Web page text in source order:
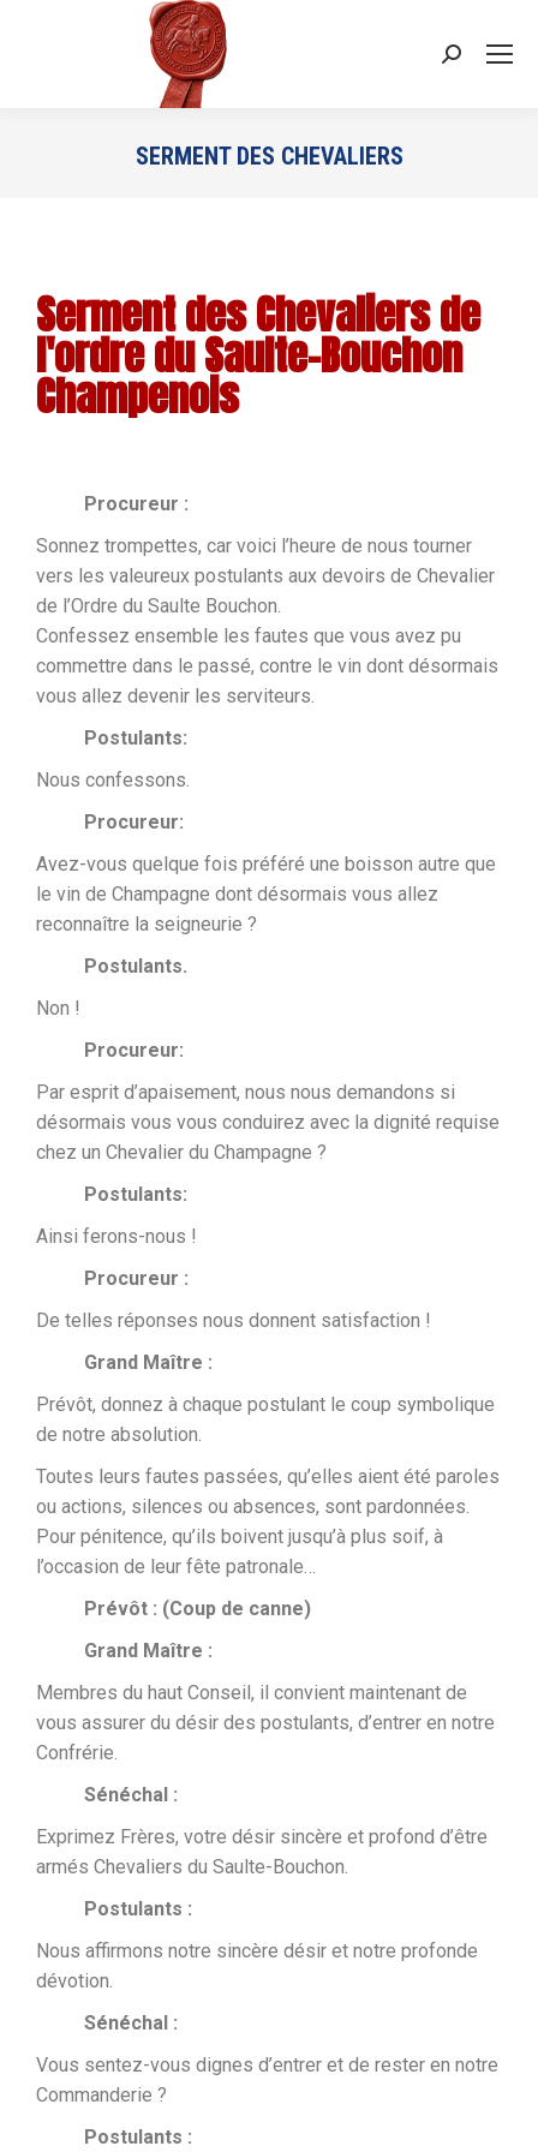
SERMENT DES CHEVALIERS
Serment des Chevaliers de
l'ordre du Saulte-Bouchon
Champenois
Procureur :
Sonnez trompettes, car voici l’heure de nous tourner
vers les valeureux postulants aux devoirs de Chevalier
de l’Ordre du Saulte Bouchon.
Confessez ensemble les fautes que vous avez pu
commettre dans le passé, contre le vin dont désormais
vous allez devenir les serviteurs.
Postulants:
Nous confessons.
Procureur:
Avez-vous quelque fois préféré une boisson autre que
le vin de Champagne dont désormais vous allez
reconnaître la seigneurie ?
Postulants.
Non !
Procureur:
Par esprit d’apaisement, nous nous demandons si
désormais vous vous conduirez avec la dignité requise
chez un Chevalier du Champagne ?
Postulants:
Ainsi ferons-nous !
Procureur :
De telles réponses nous donnent satisfaction !
Grand Maître :
Prévôt, donnez à chaque postulant le coup symbolique
de notre absolution.
Toutes leurs fautes passées, qu’elles aient été paroles
ou actions, silences ou absences, sont pardonnées.
Pour pénitence, qu’ils boivent jusqu’à plus soif, à
l’occasion de leur fête patronale…
Prévôt : (Coup de canne)
Grand Maître :
Membres du haut Conseil, il convient maintenant de
vous assurer du désir des postulants, d’entrer en notre
Confrérie.
Sénéchal :
Exprimez Frères, votre désir sincère et profond d’être
armés Chevaliers du Saulte-Bouchon.
Postulants :
Nous affirmons notre sincère désir et notre profonde
dévotion.
Sénéchal :
Vous sentez-vous dignes d’entrer et de rester en notre
Commanderie ?
Postulants :